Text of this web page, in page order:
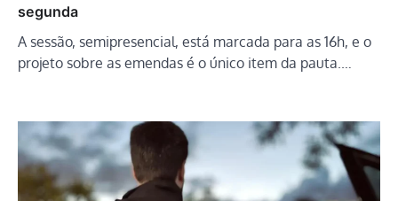
segunda
A sessão, semipresencial, está marcada para as 16h, e o
projeto sobre as emendas é o único item da pauta.…